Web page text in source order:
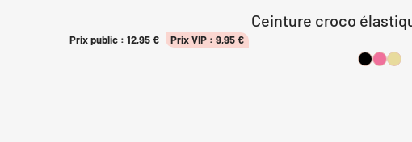
Ceinture croco
Prix public : 12,95€ Prix VIP : 9,95€